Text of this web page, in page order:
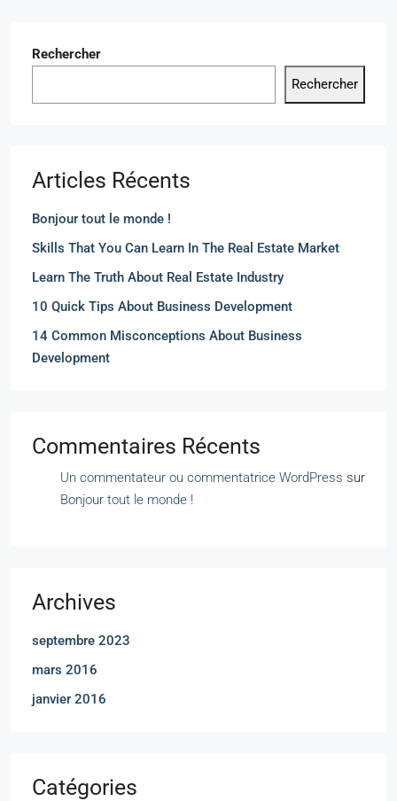
Rechercher
Rechercher
Articles Récents
Bonjour tout le monde !
Skills That You Can Learn In The Real Estate Market
Learn The Truth About Real Estate Industry
10 Quick Tips About Business Development
14 Common Misconceptions About Business
Development
Commentaires Récents
Un commentateur ou commentatrice WordPress sur
Bonjour tout le monde !
Archives
septembre 2023
mars 2016
janvier 2016
Catégories